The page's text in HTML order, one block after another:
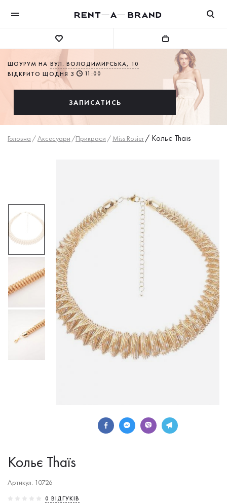
ШОУРУМ НА ВУЛ. ВОЛОДИМИРСЬКА, 10
ВІДКРИТО ЩОДНЯ З
11:00
ЗАПИСАТИСЬ
Головна /Аксесуари /Прикраси / Miss Rosier/ Кольє Thaïs
Кольє Thaïs
Артикул: 10726
0 ВIДГУКIВ